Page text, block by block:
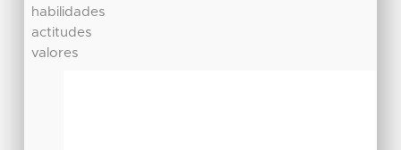
habilidades
actitudes
valores